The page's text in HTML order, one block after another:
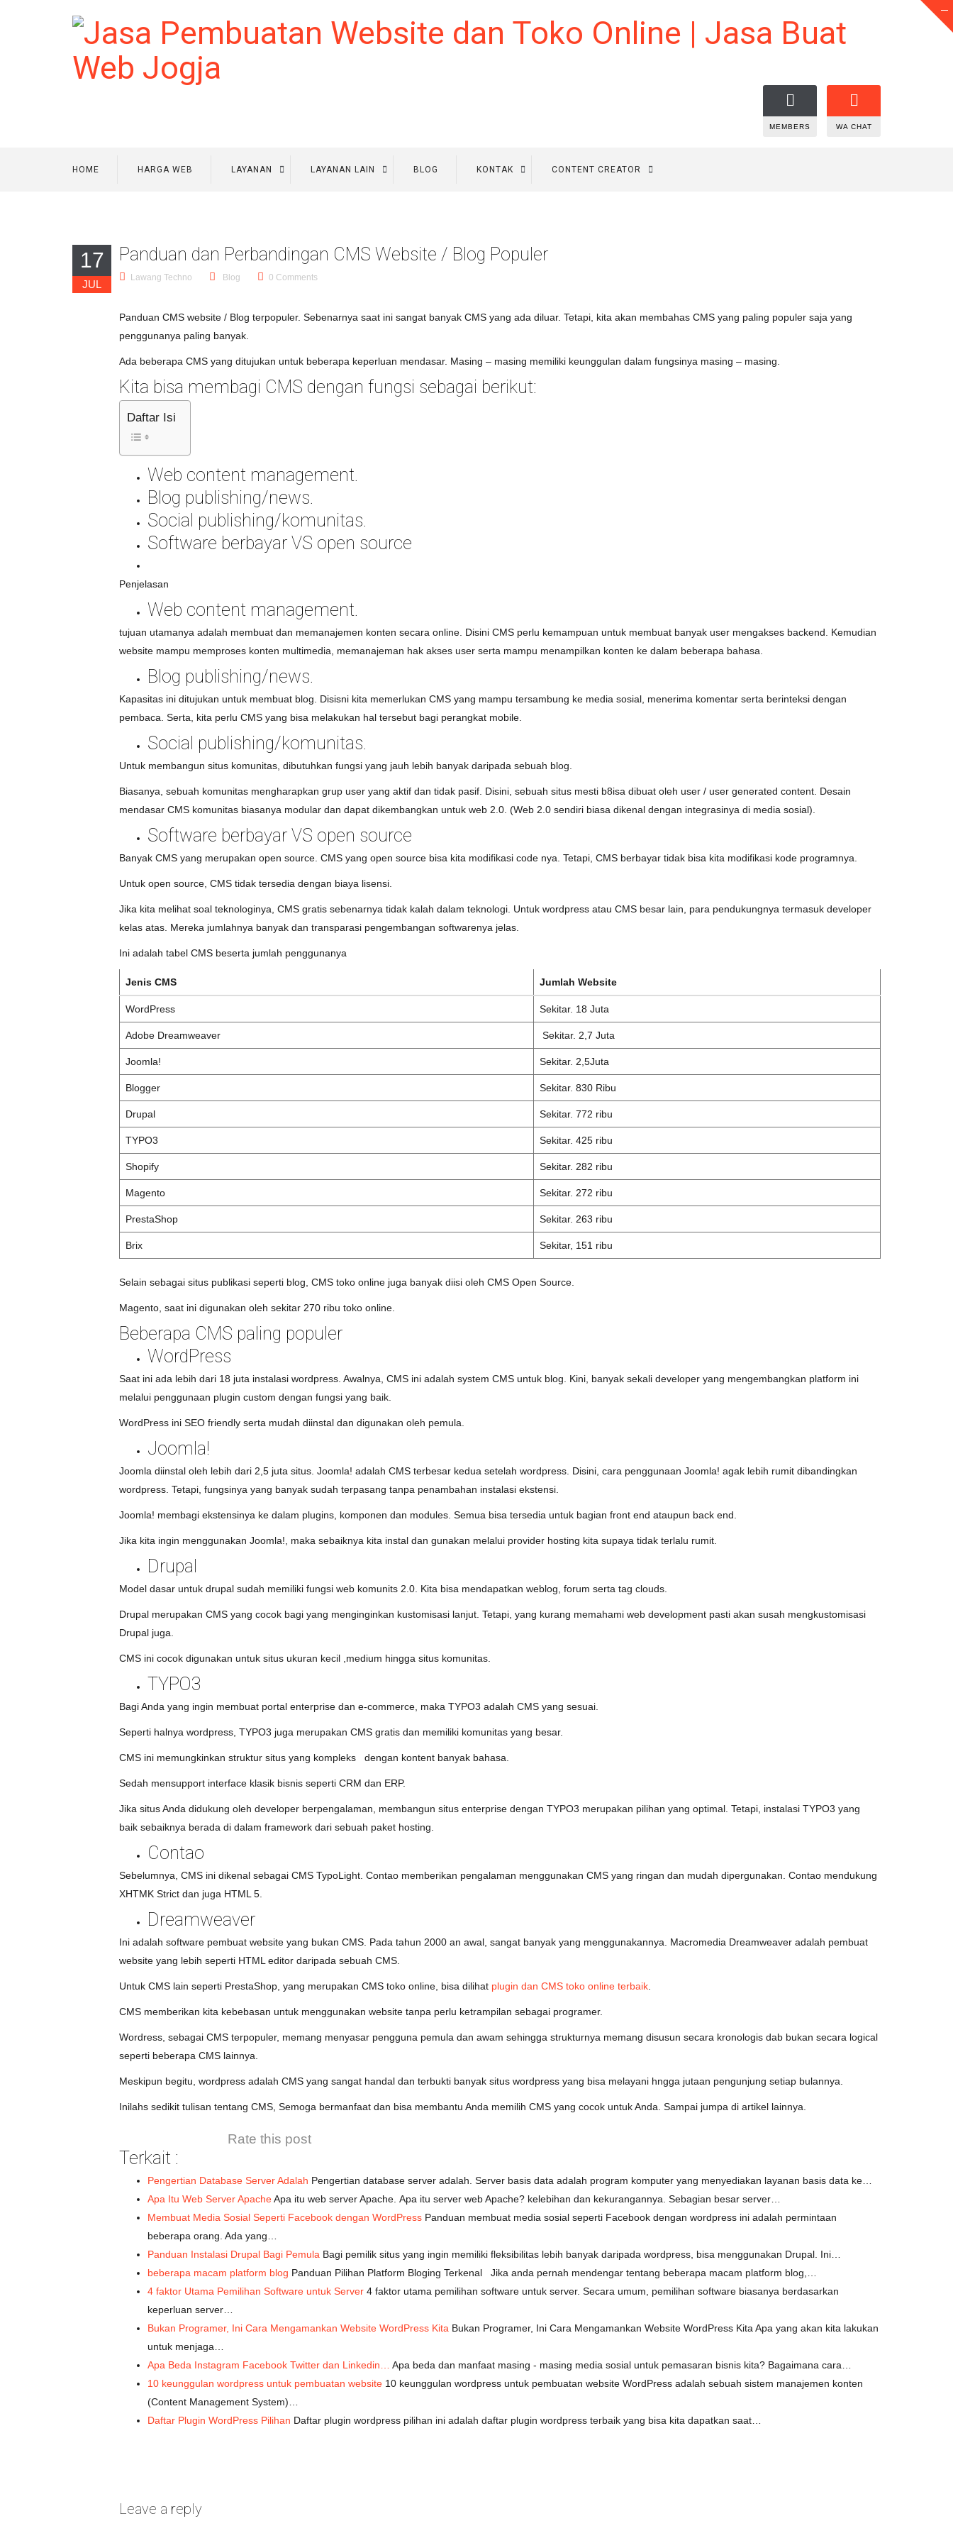
MEMBERS WA CHAT
HOME HARGA WEB LAYANAN LAYANAN LAIN BLOG KONTAK CONTENT CREATOR
17
JUL
Panduan dan Perbandingan CMS Website / Blog Populer
Lawang Techno Blog 0 Comments
Panduan CMS website / Blog terpopuler. Sebenarnya saat ini sangat banyak CMS yang ada diluar. Tetapi, kita akan membahas CMS yang paling populer saja yang
penggunanya paling banyak.
Ada beberapa CMS yang ditujukan untuk beberapa keperluan mendasar. Masing – masing memiliki keunggulan dalam fungsinya masing – masing.
Kita bisa membagi CMS dengan fungsi sebagai berikut:
Daftar Isi
Web content management.
Blog publishing/news.
Social publishing/komunitas.
Software berbayar VS open source
Penjelasan
Web content management.
tujuan utamanya adalah membuat dan memanajemen konten secara online. Disini CMS perlu kemampuan untuk membuat banyak user mengakses backend. Kemudian
website mampu memproses konten multimedia, memanajeman hak akses user serta mampu menampilkan konten ke dalam beberapa bahasa.
Blog publishing/news.
Kapasitas ini ditujukan untuk membuat blog. Disisni kita memerlukan CMS yang mampu tersambung ke media sosial, menerima komentar serta berinteksi dengan
pembaca. Serta, kita perlu CMS yang bisa melakukan hal tersebut bagi perangkat mobile.
Social publishing/komunitas.
Untuk membangun situs komunitas, dibutuhkan fungsi yang jauh lebih banyak daripada sebuah blog.
Biasanya, sebuah komunitas mengharapkan grup user yang aktif dan tidak pasif. Disini, sebuah situs mesti b8isa dibuat oleh user / user generated content. Desain
mendasar CMS komunitas biasanya modular dan dapat dikembangkan untuk web 2.0. (Web 2.0 sendiri biasa dikenal dengan integrasinya di media sosial).
Software berbayar VS open source
Banyak CMS yang merupakan open source. CMS yang open source bisa kita modifikasi code nya. Tetapi, CMS berbayar tidak bisa kita modifikasi kode programnya.
Untuk open source, CMS tidak tersedia dengan biaya lisensi.
Jika kita melihat soal teknologinya, CMS gratis sebenarnya tidak kalah dalam teknologi. Untuk wordpress atau CMS besar lain, para pendukungnya termasuk developer
kelas atas. Mereka jumlahnya banyak dan transparasi pengembangan softwarenya jelas.
Ini adalah tabel CMS beserta jumlah penggunanya
Jenis CMS Jumlah Website
WordPress Sekitar. 18 Juta
Adobe Dreamweaver Sekitar. 2,7 Juta
Joomla! Sekitar. 2,5Juta
Blogger Sekitar. 830 Ribu
Drupal Sekitar. 772 ribu
TYPO3 Sekitar. 425 ribu
Shopify Sekitar. 282 ribu
Magento Sekitar. 272 ribu
PrestaShop Sekitar. 263 ribu
Brix Sekitar, 151 ribu
Selain sebagai situs publikasi seperti blog, CMS toko online juga banyak diisi oleh CMS Open Source.
Magento, saat ini digunakan oleh sekitar 270 ribu toko online.
Beberapa CMS paling populer
WordPress
Saat ini ada lebih dari 18 juta instalasi wordpress. Awalnya, CMS ini adalah system CMS untuk blog. Kini, banyak sekali developer yang mengembangkan platform ini
melalui penggunaan plugin custom dengan fungsi yang baik.
WordPress ini SEO friendly serta mudah diinstal dan digunakan oleh pemula.
Joomla!
Joomla diinstal oleh lebih dari 2,5 juta situs. Joomla! adalah CMS terbesar kedua setelah wordpress. Disini, cara penggunaan Joomla! agak lebih rumit dibandingkan
wordpress. Tetapi, fungsinya yang banyak sudah terpasang tanpa penambahan instalasi ekstensi.
Joomla! membagi ekstensinya ke dalam plugins, komponen dan modules. Semua bisa tersedia untuk bagian front end ataupun back end.
Jika kita ingin menggunakan Joomla!, maka sebaiknya kita instal dan gunakan melalui provider hosting kita supaya tidak terlalu rumit.
Drupal
Model dasar untuk drupal sudah memiliki fungsi web komunits 2.0. Kita bisa mendapatkan weblog, forum serta tag clouds.
Drupal merupakan CMS yang cocok bagi yang menginginkan kustomisasi lanjut. Tetapi, yang kurang memahami web development pasti akan susah mengkustomisasi
Drupal juga.
CMS ini cocok digunakan untuk situs ukuran kecil ,medium hingga situs komunitas.
TYPO3
Bagi Anda yang ingin membuat portal enterprise dan e-commerce, maka TYPO3 adalah CMS yang sesuai.
Seperti halnya wordpress, TYPO3 juga merupakan CMS gratis dan memiliki komunitas yang besar.
CMS ini memungkinkan struktur situs yang kompleks dengan kontent banyak bahasa.
Sedah mensupport interface klasik bisnis seperti CRM dan ERP.
Jika situs Anda didukung oleh developer berpengalaman, membangun situs enterprise dengan TYPO3 merupakan pilihan yang optimal. Tetapi, instalasi TYPO3 yang
baik sebaiknya berada di dalam framework dari sebuah paket hosting.
Contao
Sebelumnya, CMS ini dikenal sebagai CMS TypoLight. Contao memberikan pengalaman menggunakan CMS yang ringan dan mudah dipergunakan. Contao mendukung
XHTMK Strict dan juga HTML 5.
Dreamweaver
Ini adalah software pembuat website yang bukan CMS. Pada tahun 2000 an awal, sangat banyak yang menggunakannya. Macromedia Dreamweaver adalah pembuat
website yang lebih seperti HTML editor daripada sebuah CMS.
Untuk CMS lain seperti PrestaShop, yang merupakan CMS toko online, bisa dilihat plugin dan CMS toko online terbaik
CMS memberikan kita kebebasan untuk menggunakan website tanpa perlu ketrampilan sebagai programer.
Wordress, sebagai CMS terpopuler, memang menyasar pengguna pemula dan awam sehingga strukturnya memang disusun secara kronologis dab bukan secara logical
seperti beberapa CMS lainnya.
Meskipun begitu, wordpress adalah CMS yang sangat handal dan terbukti banyak situs wordpress yang bisa melayani hngga jutaan pengunjung setiap bulannya.
Inilahs sedikit tulisan tentang CMS, Semoga bermanfaat dan bisa membantu Anda memilih CMS yang cocok untuk Anda. Sampai jumpa di artikel lainnya.
Rate this post
Terkait :
Pengertian Database Server Adalah Pengertian database server adalah. Server basis data adalah program komputer yang menyediakan layanan basis data ke…
Apa Itu Web Server ApacheApa itu web server Apache. Apa itu server web Apache? kelebihan dan kekurangannya. Sebagian besar server…
Membuat Media Sosial Seperti Facebook dengan WordPress Panduan membuat media sosial seperti Facebook dengan wordpress ini adalah permintaan
beberapa orang. Ada yang…
Panduan Instalasi Drupal Bagi Pemula Bagi pemilik situs yang ingin memiliki fleksibilitas lebih banyak daripada wordpress, bisa menggunakan Drupal. Ini…
beberapa macam platform blog Panduan Pilihan Platform Bloging Terkenal Jika anda pernah mendengar tentang beberapa macam platform blog,…
4 faktor Utama Pemilihan Software untuk Server 4 faktor utama pemilihan software untuk server. Secara umum, pemilihan software biasanya berdasarkan
keperluan server…
Bukan Programer, Ini Cara Mengamankan Website WordPress Kita Bukan Programer, Ini Cara Mengamankan Website WordPress Kita Apa yang akan kita lakukan
untuk menjaga…
Apa Beda Instagram Facebook Twitter dan Linkedin…
Apa beda dan manfaat masing - masing media sosial untuk pemasaran bisnis kita? Bagaimana cara…
10 keunggulan wordpress untuk pembuatan website 10 keunggulan wordpress untuk pembuatan website WordPress adalah sebuah sistem manajemen konten
(Content Management System)…
Daftar Plugin WordPress Pilihan Daftar plugin wordpress pilihan ini adalah daftar plugin wordpress terbaik yang bisa kita dapatkan saat…
Leave a reply